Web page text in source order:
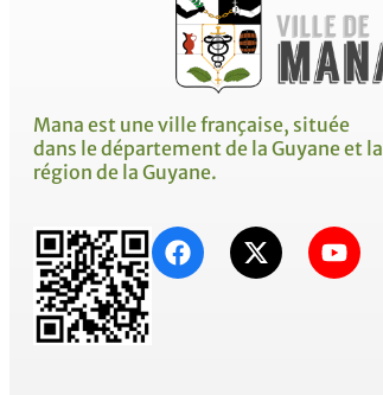
Mana est une ville française, située
dans le département de la Guyane et la
région de la Guyane.